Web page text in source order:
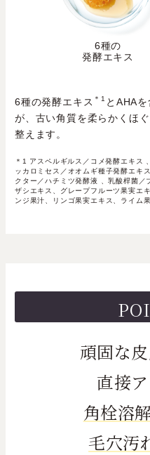
6種の
発酵エキス
6種の発酵エキス ＊1 とAHA
が、古い角質を柔らかくほ
整えます。
＊1 アスペルギルス／コメ発酵エキス
ッカロミセス／オオムギ種子発酵エキ
クター／ハチミツ発酵液 、乳酸桿菌
ザシエキス、グレープフルーツ果実エ
ンジ果汁、リンゴ果実エキス、ライム
頑固な
直接
角栓溶
毛穴汚